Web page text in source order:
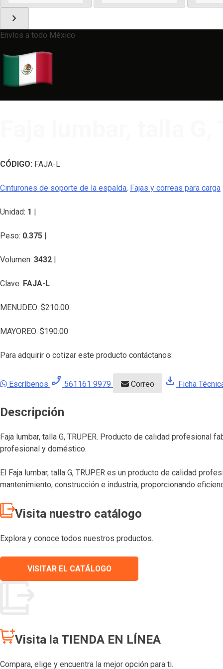
chevron_right
Envíos a todo México
CÓDIGO: FAJA-L
Cinturones de soporte de la espalda, Fajas y correas para carga
Unidad: 1
Peso: 0.375
Volumen: 3432
Clave: FAJA-L
MENUDEO: $210.00
MAYOREO: $190.00
Para adquirir o cotizar este producto contáctanos:
Escríbenos phone_enabled 561161 9979 Correo download Ficha
Descripción
Faja lumbar, talla G, TRUPER. Producto de calidad
profesional y doméstico.
El Faja lumbar, talla G, TRUPER es un producto de calidad
mantenimiento, construcción e industria, proporcionando
Visita nuestro catálogo
Explora y conoce todos nuestros productos.
VISITAR EL CATÁLOGO
Visita la TIENDA EN LÍNEA
Compara, elige y encuentra la mejor opción para ti.